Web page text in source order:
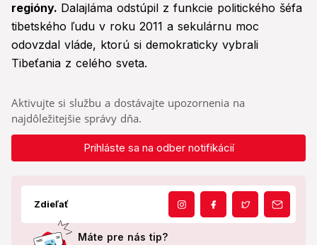
regióny. Dalajláma odstúpil z funkcie politického šéfa
tibetského ľudu v roku 2011 a sekulárnu moc
odovzdal vláde, ktorú si demokraticky vybrali
Tibeťania z celého sveta.
Aktivujte si službu a dostávajte upozornenia na
najdôležitejšie správy dňa.
Prihláste sa na odber notifikácií
Zdieľať
Máte pre nás tip?